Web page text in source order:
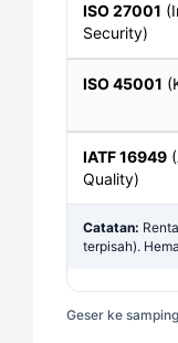
ISO 27001
Security)
ISO 45001
IATF 16949
Quality)
Catatan:
terpisah).
Geser ke